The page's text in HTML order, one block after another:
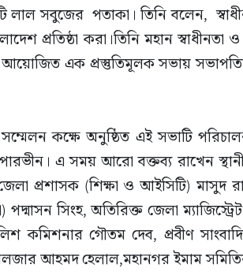
লাল সবুজের  পতাকা। তিনি বলেন,
প্রতিষ্ঠা করা।তিনি মহান স্বাধীনতা
এক প্রস্তুতিমূলক সভায়
এ সময় আরো বক্তব্য রাখেন
প্রশাসক (শিক্ষা ও আইসিটি) মাসুদ
সিংহ, অতিরিক্ত জেলা
কমিশনার গৌতম দেব, প্রবীণ
আহমদ হেলাল,মহানগর ইমাম